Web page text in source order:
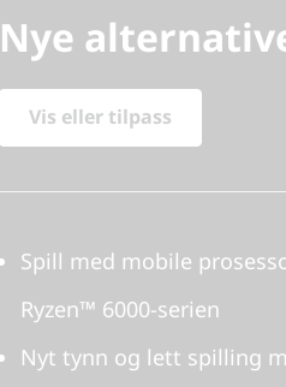
Nye
Vis eller tilpass
Spill med mobile
Ryzen™ 6000-serien
Nyt tynn og lett spilling